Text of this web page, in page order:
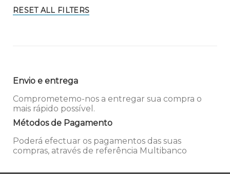
RESET ALL FILTERS
Envio e entrega
Comprometemo-nos a entregar sua compra o
mais rápido possível.
Métodos de Pagamento
Poderá efectuar os pagamentos das suas
compras, através de referência Multibanco